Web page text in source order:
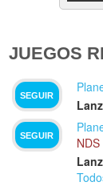
JUEGOS
SEGUIR
SEGUIR
NDS